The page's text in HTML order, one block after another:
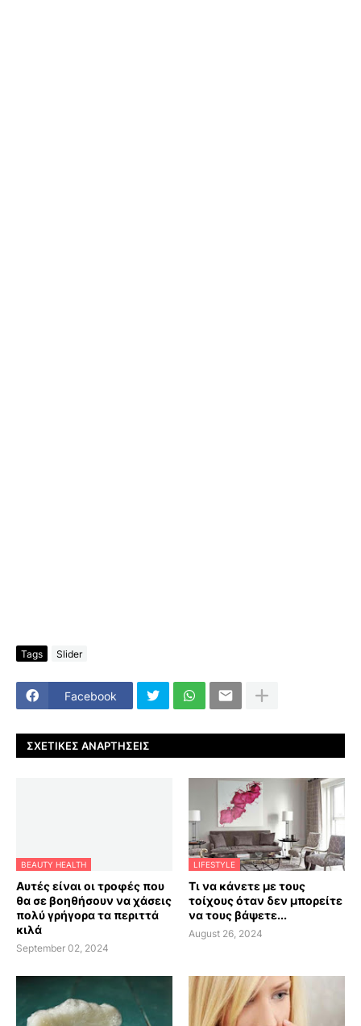
Tags Slider
Facebook
ΣΧΕΤΙΚΈΣ ΑΝΑΡΤΉΣΕΙΣ
BEAUTY HEALTH
Αυτές είναι οι τροφές που
θα σε βοηθήσουν να χάσεις
πολύ γρήγορα τα περιττά
κιλά
September 02, 2024
LIFESTYLE
Τι να κάνετε με τους
τοίχους όταν δεν μπορείτε
να τους βάψετε...
August 26, 2024